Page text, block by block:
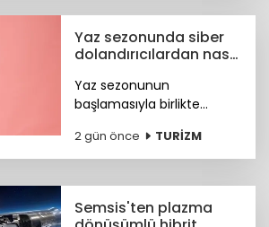
Yaz sezonunda siber
dolandırıcılardan nasıl
Yaz sezonunun
başlamasıyla birlikte
hareketlilik, siber suçlular
için finansal kazanç odaklı
nasıl korunacağız?
2 gün önce TURİZM
Semsis'ten plazma